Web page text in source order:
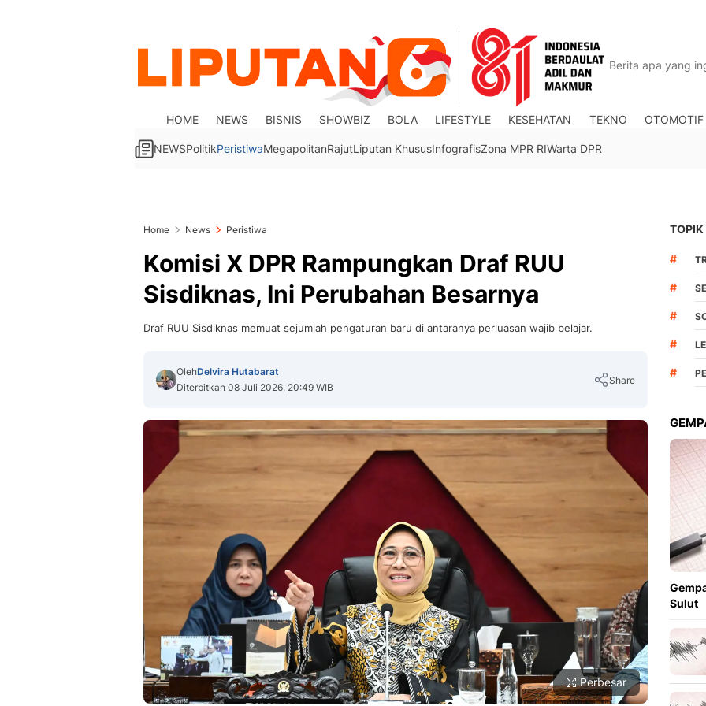
HOME NEWS BISNIS SHOWBIZ BOLA LIFESTYLE KESEHATAN TEKNO OTOMOTIF
NEWSPolitikPeristiwaMegapolitanRajutLiputan KhususInfografisZona MPR RIWarta DPR
Home News Peristiwa
Komisi X DPR Rampungkan Draf RUU
Sisdiknas, Ini Perubahan Besarnya
Draf RUU Sisdiknas memuat sejumlah pengaturan baru di antaranya perluasan wajib belajar.
OlehDelvira Hutabarat
Diterbitkan 08 Juli 2026, 20:49 WIB
Share
Copy Link
Perbesar
TOPIK
#
#
#
#
#
Sulut